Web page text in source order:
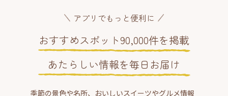
アプリでもっと便利に
おすすめスポット90,000件を掲載
あたらしい情報を毎日お届け
季節の景色や名所、おいしいスイーツやグルメ情報